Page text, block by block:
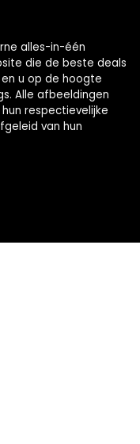
alles-in-één
die de beste deals
u op de hoogte
Alle afbeeldingen
respectievelijke
van hun